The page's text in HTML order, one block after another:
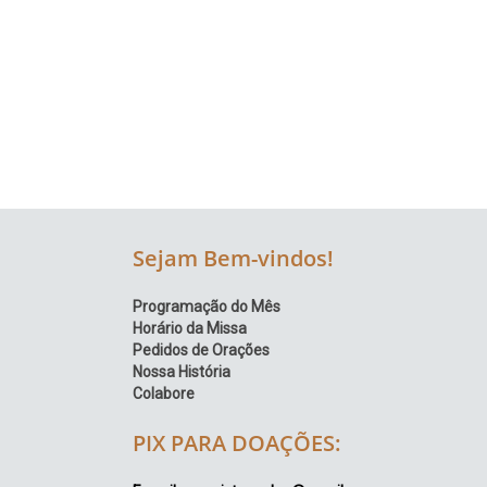
Sejam Bem-vindos!
Programação do Mês
Horário da Missa
Pedidos de Orações
Nossa História
Colabore
PIX PARA DOAÇÕES: